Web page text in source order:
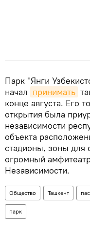
Парк "Янги
начал принимать
конце августа. Его
открытия была
независимости
объекта
стадионы, зоны для
огромный
Независимости.
Общество Ташкент
парк